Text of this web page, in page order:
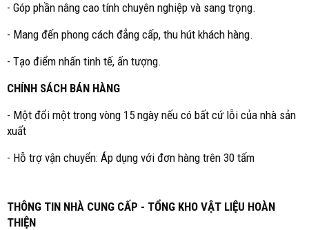
- Góp phần nâng cao tính chuyên nghiệp và sang trọng.
- Mang đến phong cách đẳng cấp, thu hút khách hàng.
- Tạo điểm nhấn tinh tế, ấn tượng.
CHÍNH SÁCH BÁN HÀNG
- Một đổi một trong vòng 15 ngày nếu có bất cứ lỗi của nhà sản
xuất
- Hỗ trợ vận chuyển: Áp dụng với đơn hàng trên 30 tấm
THÔNG TIN NHÀ CUNG CẤP - TỔNG KHO VẬT LIỆU HOÀN
THIỆN